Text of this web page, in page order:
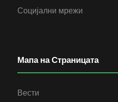
Социјални мрежи
Мапа на Страницата
Вести